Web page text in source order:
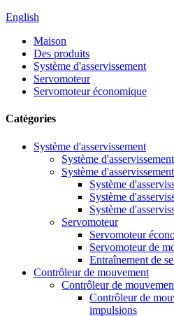
English
Maison
Des produits
Système d'asservissement
Servomoteur
Servomoteur économique
Catégories
Système d'asservissement
Système
Système
Système
Système
Système
Servomoteur
Servomoteur
Servomoteur de
Entraînement de
Contrôleur de mouvement
Contrôleur de
Contrôleur de
impulsions